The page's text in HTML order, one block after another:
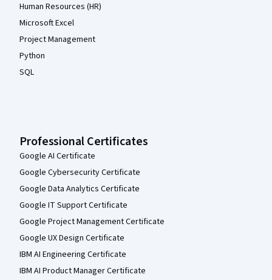
Human Resources (HR)
Microsoft Excel
Project Management
Python
SQL
Professional Certificates
Google AI Certificate
Google Cybersecurity Certificate
Google Data Analytics Certificate
Google IT Support Certificate
Google Project Management Certificate
Google UX Design Certificate
IBM AI Engineering Certificate
IBM AI Product Manager Certificate